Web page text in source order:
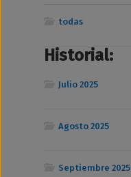
todas
Historial:
Julio 2025
Agosto 2025
Septiembre 2025